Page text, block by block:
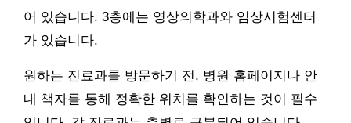
어 있습니다. 3층에는 영상의학과와 임상시험센터
가 있습니다.
원하는 진료과를 방문하기 전, 병원 홈페이지나 안
내 책자를 통해 정확한 위치를 확인하는 것이 필수